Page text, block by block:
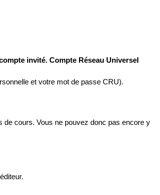
invité. Compte Réseau Universel
et votre mot de passe CRU).
cours. Vous ne pouvez donc pas encore y